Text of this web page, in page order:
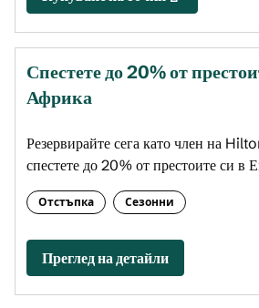
Спестете до 20% от
Африка
Резервирайте сега като член на
спестете до 20% от престоите си в
Отстъпка Сезонни
Преглед на детайли